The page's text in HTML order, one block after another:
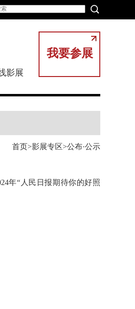
我要参展
影展
首页 影展专区 公布·公示
年“人民日报期待你的好照